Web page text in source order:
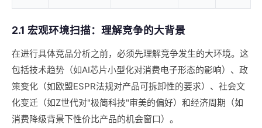
2.1 宏观环境扫描：理解竞争的大背景
在进行具体竞品分析之前，必须先理解竞争发生的大环境。这
包括技术趋势（如AI芯片小型化对消费电子形态的影响）、政
策变化（如欧盟ESPR法规对产品可拆卸性的要求）、社会文
化变迁（如Z世代对"极简科技"审美的偏好）和经济周期（如
消费降级背景下性价比产品的机会窗口）。